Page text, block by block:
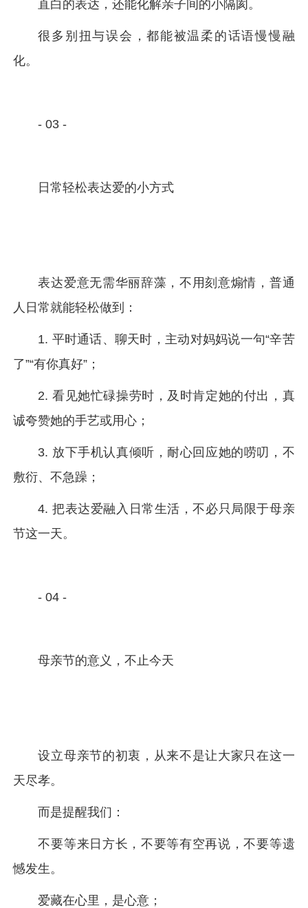
直白的表达，还能化解亲子间的小隔阂。
很多别扭与误会，都能被温柔的话语慢慢融
化。
- 03 -
日常轻松表达爱的小方式
表达爱意无需华丽辞藻，不用刻意煽情，普通
人日常就能轻松做到：
1. 平时通话、聊天时，主动对妈妈说一句“辛苦
了”“有你真好”；
2. 看见她忙碌操劳时，及时肯定她的付出，真
诚夸赞她的手艺或用心；
3. 放下手机认真倾听，耐心回应她的唠叨，不
敷衍、不急躁；
4. 把表达爱融入日常生活，不必只局限于母亲
节这一天。
- 04 -
母亲节的意义，不止今天
设立母亲节的初衷，从来不是让大家只在这一
天尽孝。
而是提醒我们：
不要等来日方长，不要等有空再说，不要等遗
憾发生。
爱藏在心里，是心意；